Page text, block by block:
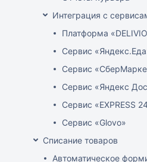
Интеграция с
Платформа
Сервис
Сервис
Сервис «Яндекс
Сервис «EXPRESS
Сервис «Glovo»
Списание товаров
Автоматическое